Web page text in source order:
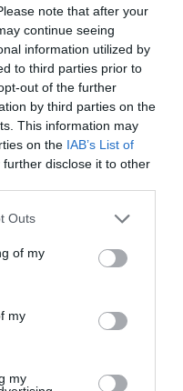
note that after your
continue seeing
information utilized by
to third parties prior to
out of the further
by third parties on the
This information may
on the IAB’s List of
further disclose it to other
Outs
of my
my
my
plantas se cortan a
ha finalizado, para que
a principios de
frías, pero si hace